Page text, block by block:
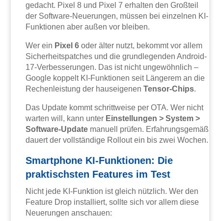
gedacht. Pixel 8 und Pixel 7 erhalten den Großteil
der Software-Neuerungen, müssen bei einzelnen KI-
Funktionen aber außen vor bleiben.
Wer ein Pixel 6 oder älter nutzt, bekommt vor allem
Sicherheitspatches und die grundlegenden Android-
17-Verbesserungen. Das ist nicht ungewöhnlich –
Google koppelt KI-Funktionen seit Längerem an die
Rechenleistung der hauseigenenTensor-Chips.
Das Update kommt schrittweise per OTA. Wer nicht
warten will, kann unter Einstellungen > System >
Software-Update manuell prüfen. Erfahrungsgemäß
dauert der vollständige Rollout ein bis zwei Wochen.
Smartphone KI-Funktionen: Die
praktischsten Features im Test
Nicht jede KI-Funktion ist gleich nützlich. Wer den
Feature Drop installiert, sollte sich vor allem diese
Neuerungen anschauen: